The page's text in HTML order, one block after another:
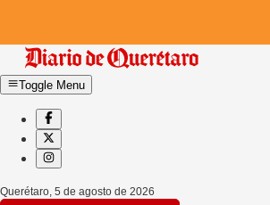
Toggle Menu
Querétaro, 5 de agosto de 2026